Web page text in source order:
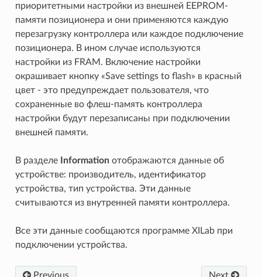
приоритетными настройки из внешней EEPROM-
памяти позиционера и они применяются каждую
перезагрузку контроллера или каждое подключение
позиционера. В ином случае используются
настройки из FRAM. Включение настройки
окрашивает кнопку «Save settings to flash» в красный
цвет - это предупреждает пользователя, что
сохраненные во флеш-память контроллера
настройки будут перезаписаны при подключении
внешней памяти.
В разделе Informationотображаются данные об
устройстве: производитель, идентификатор
устройства, тип устройства. Эти данные
считываются из внутренней памяти контроллера.
Все эти данные сообщаются программе XILab при
подключении устройства.
Next
Previous